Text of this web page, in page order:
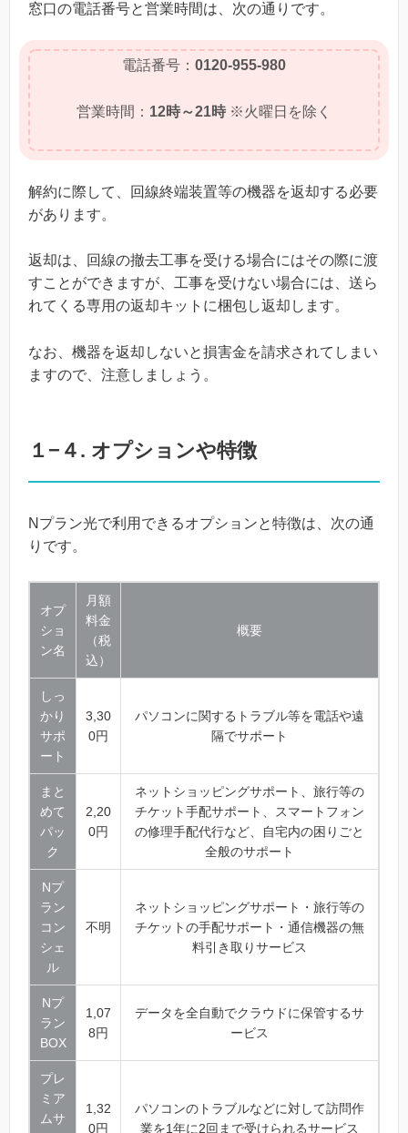
窓口の電話番号と営業時間は、次の通りです。
電話番号： 0120-955-980
営業時間： 12時～21時※火曜日を除く
解約に際して、回線終端装置等の機器を返却する必要
があります。
返却は、回線の撤去工事を受ける場合にはその際に渡
すことができますが、工事を受けない場合には、送ら
れてくる専用の返却キットに梱包し返却します。
なお、機器を返却しないと損害金を請求されてしまい
ますので、注意しましょう。
１−４. オプションや特徴
Nプラン光で利用できるオプションと特徴は、次の通
りです。
オプ
ショ
ン名
月額
料金
（税
込）
概要
しっ
かり
サポ
ート
3,30
0円
パソコンに関するトラブル等を電話や遠
隔でサポート
まと
めて
パッ
ク
2,20
0円
ネットショッピングサポート、旅行等の
チケット手配サポート、スマートフォン
の修理手配代行など、自宅内の困りごと
全般のサポート
Nプ
ラン
コン
シェ
ル
不明
ネットショッピングサポート・旅行等の
チケットの手配サポート・通信機器の無
料引き取りサービス
Nプ
ラン
BOX
1,07
8円
データを全自動でクラウドに保管するサ
ービス
プレ
ミア
ムサ
1,32
0円
パソコンのトラブルなどに対して訪問作
業を1年に2回まで受けられるサービス